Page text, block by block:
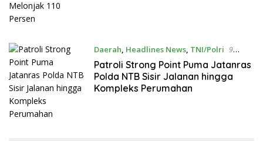
Daerah Headlines News, TNI/Polri 9
Agustus 2026
Patroli Strong Point Puma Jatanras
Polda NTB Sisir Jalanan hingga
Kompleks Perumahan